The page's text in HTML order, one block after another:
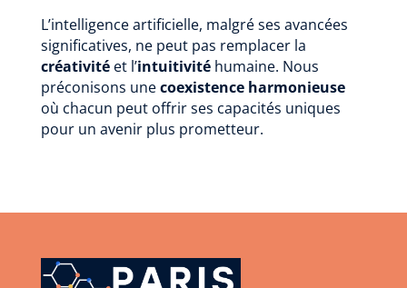
L’intelligence artificielle, malgré ses avancées
significatives, ne peut pas remplacer la
créativitéet l’intuitivitéhumaine. Nous
préconisons unecoexistence harmonieuse
où chacun peut offrir ses capacités uniques
pour un avenir plus prometteur.